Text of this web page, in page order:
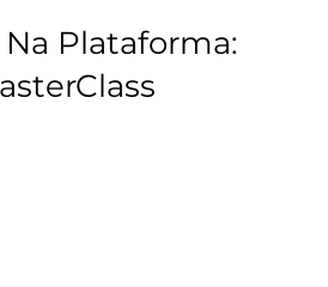
Plataforma: